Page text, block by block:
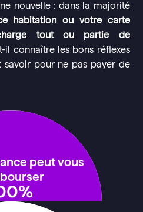
nouvelle : dans la majorité
habitation ou votre carte
tout ou partie de
il connaître les bons réflexes
pour ne pas payer de
peut vous
%